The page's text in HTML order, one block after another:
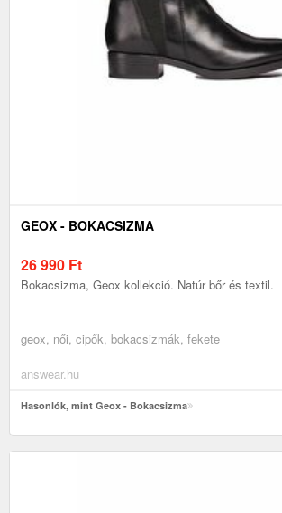
GEOX - BOKACSIZMA
26 990 Ft
Bokacsizma, Geox kollekció. Natúr bőr és textil.
geox, női, cipők, bokacsizmák, fekete
answear.hu
Hasonlók, mint Geox - Bokacsizma